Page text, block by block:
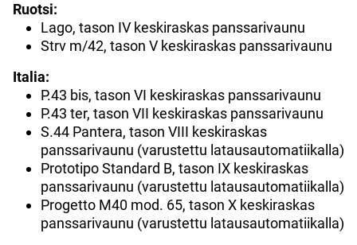
Ruotsi:
Lago, tason IV keskiraskas panssarivaunu
Strv m/42, tason V keskiraskas panssarivaunu
Italia:
P.43 bis, tason VI keskiraskas panssarivaunu
P.43 ter, tason VII keskiraskas panssarivaunu
S.44 Pantera, tason VIII keskiraskas
panssarivaunu (varustettu latausautomatiikalla)
Prototipo Standard B, tason IX keskiraskas
panssarivaunu (varustettu latausautomatiikalla)
Progetto M40 mod. 65, tason X keskiraskas
panssarivaunu (varustettu latausautomatiikalla)